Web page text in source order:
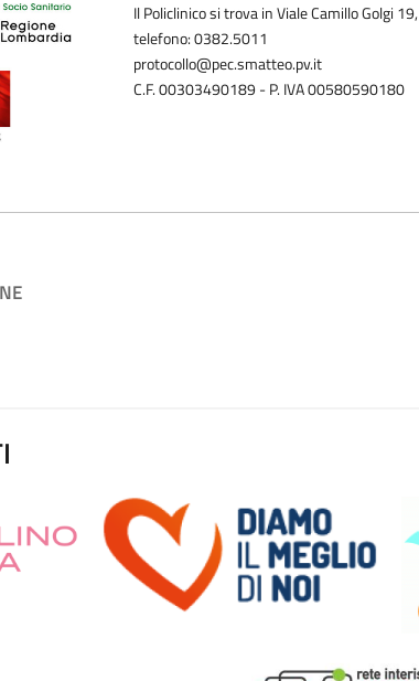
Il Policlinico si trova in Viale Camillo Golgi
telefono: 0382.5011
protocollo@pec.smatteo.pv.it
C.F. 00303490189 - P. IVA 00580590180